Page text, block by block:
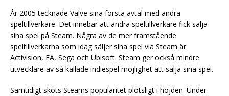
År 2005 tecknade Valve sina första avtal med andra
speltillverkare. Det innebar att andra speltillverkare fick sälja
sina spel på Steam. Några av de mer framstående
speltillverkarna som idag säljer sina spel via Steam är
Activision, EA, Sega och Ubisoft. Steam ger också mindre
utvecklare av så kallade indiespel möjlighet att sälja sina spel.
Samtidigt sköts Steams popularitet plötsligt i höjden. Under